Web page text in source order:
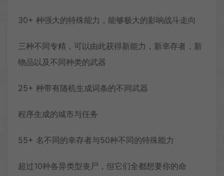
30+ 种强大的特殊能力，能够极大的影响战斗走向
三种不同专精，可以由此获得新能力，新幸存者，新
物品以及不同种类的武器
25+ 种带有随机生成词条的不同武器
程序生成的城市与任务
55+ 名不同的幸存者与50种不同的特殊能力
超过10种各异类型丧尸，但它们全都想要你的命